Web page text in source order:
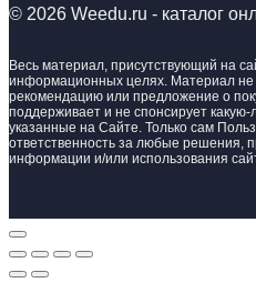
© 2026 Weedu.ru - каталог
Весь материал, присутствующий на
информационных целях. Материал не
рекомендацию или предложение о
поддерживает и не спонсирует
указанные на Сайте. Только сам
ответственность за любые решения,
информации и/или использования